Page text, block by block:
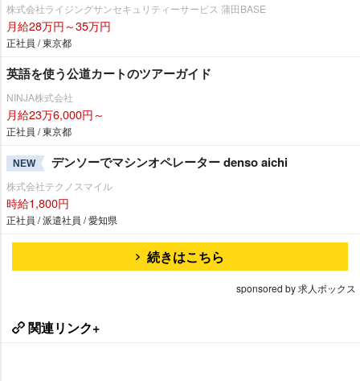
株式会社ライジングサンセキュリティーサービス 蒲田BASE
月給28万円～35万円
正社員 / 東京都
英語を使う公道カートのツアーガイド
NINJA株式会社
月給23万6,000円～
正社員 / 東京都
NEW デンソーでマシンオペレーター denso aichi
株式会社テクノスマイル
時給1,800円
正社員 / 派遣社員 / 愛知県
続きはこちら
sponsored by 求人ボックス
関連リンク+